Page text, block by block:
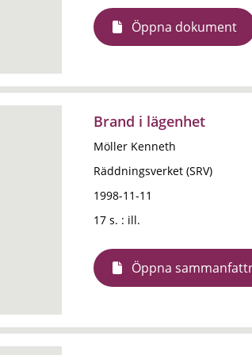
Öppna dokument
Brand i lägenhet
Möller Kenneth
Räddningsverket (SRV)
1998-11-11
17 s. : ill.
Öppna